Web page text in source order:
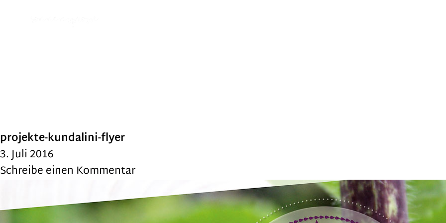
projekte-kundalini-flyer
3. Juli 2016
Schreibe einen Kommentar